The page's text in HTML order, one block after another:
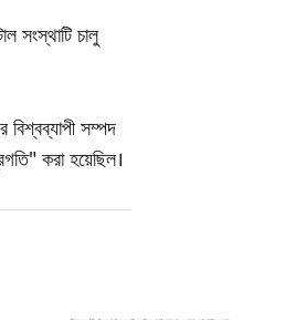
সংস্থাটি চালু
বিশ্বব্যাপী সম্পদ
করা হয়েছিল।